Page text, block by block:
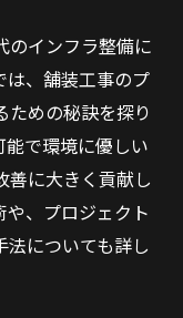
のインフラ整備に
は、舗装工事のプ
ための秘訣を探り
能で環境に優しい
善に大きく貢献し
や、プロジェクト
についても詳し